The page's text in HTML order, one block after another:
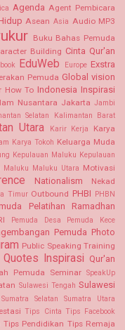
Agenda Agent Pembicara
Asean Asia Audio MP3
Buku Bahas Pemuda
Building Cinta Qur'an
EduWeb Europe Exstra
Pemuda Global vision
How To Indonesia Inspirasi
Nusantara Jakarta Jambi
Selatan Kalimantan Barat
Utara Karir Kerja
Karya
Karya Tokoh Keluarga Muda
Kepulauan Maluku Kepulauan
Maluku Maluku Utara Motivasi
Nationalism
Nekad
Timur Outbound PHBI PHBN
Pelatihan Ramadhan
Pemuda Desa
Pemuda Kece
Pemuda Photo
Public Speaking Training
Quotes Inspirasi Qur'an
Pemuda Seminar SpeakUp
Sulawesi Tengah Sulawesi
Sumatra Selatan Sumatra Utara
Tips Cinta Tips Facebook
Tips Pendidikan Tips Remaja